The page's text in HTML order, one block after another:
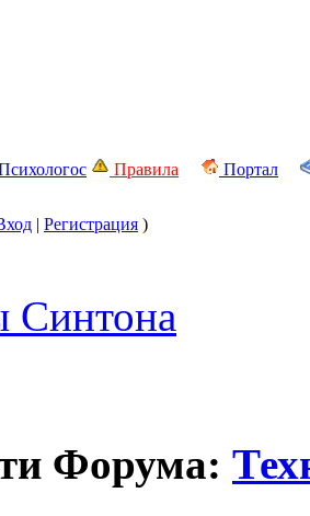
Правила Портал
| Регистрация )
Форума: